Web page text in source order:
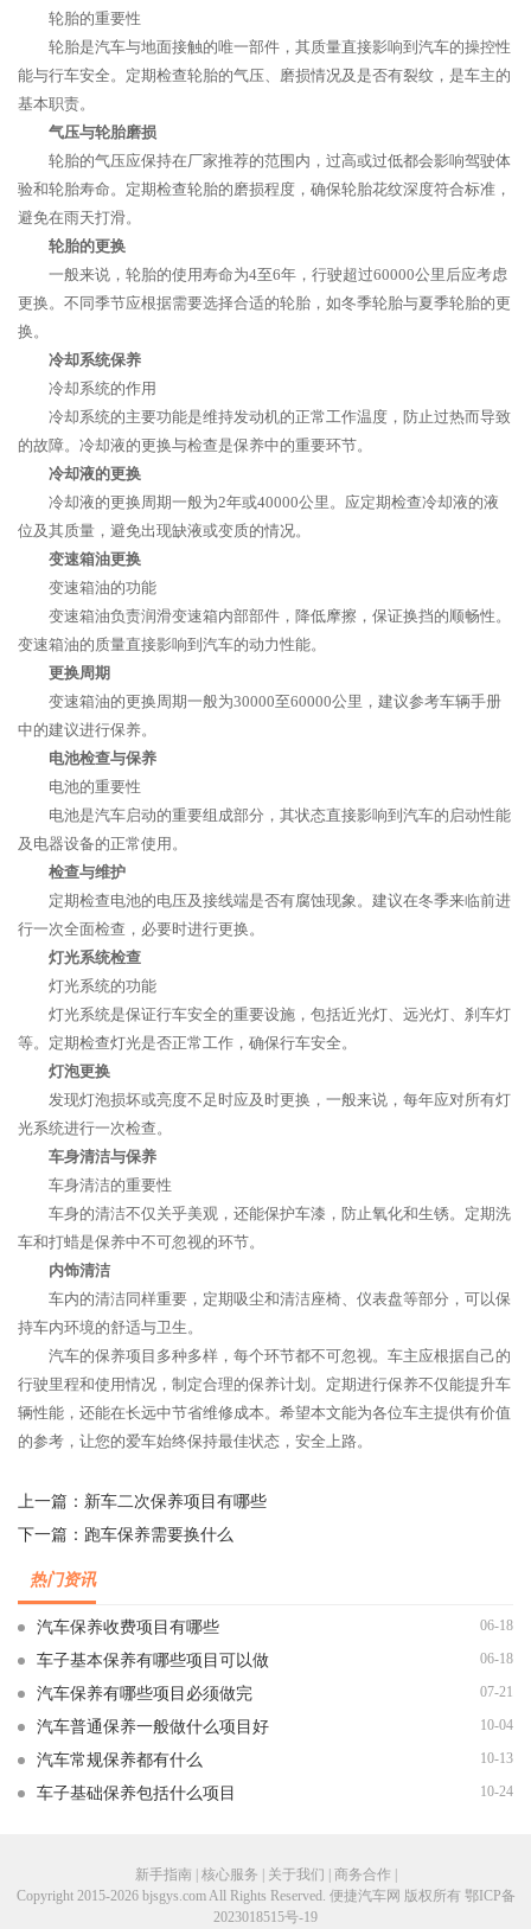
轮胎的重要性
轮胎是汽车与地面接触的唯一部件，其质量直接影响到汽车的操控性
能与行车安全。定期检查轮胎的气压、磨损情况及是否有裂纹，是车主的
基本职责。
气压与轮胎磨损
轮胎的气压应保持在厂家推荐的范围内，过高或过低都会影响驾驶体
验和轮胎寿命。定期检查轮胎的磨损程度，确保轮胎花纹深度符合标准，
避免在雨天打滑。
轮胎的更换
一般来说，轮胎的使用寿命为4至6年，行驶超过60000公里后应考虑
更换。不同季节应根据需要选择合适的轮胎，如冬季轮胎与夏季轮胎的更
换。
冷却系统保养
冷却系统的作用
冷却系统的主要功能是维持发动机的正常工作温度，防止过热而导致
的故障。冷却液的更换与检查是保养中的重要环节。
冷却液的更换
冷却液的更换周期一般为2年或40000公里。应定期检查冷却液的液
位及其质量，避免出现缺液或变质的情况。
变速箱油更换
变速箱油的功能
变速箱油负责润滑变速箱内部部件，降低摩擦，保证换挡的顺畅性。
变速箱油的质量直接影响到汽车的动力性能。
更换周期
变速箱油的更换周期一般为30000至60000公里，建议参考车辆手册
中的建议进行保养。
电池检查与保养
电池的重要性
电池是汽车启动的重要组成部分，其状态直接影响到汽车的启动性能
及电器设备的正常使用。
检查与维护
定期检查电池的电压及接线端是否有腐蚀现象。建议在冬季来临前进
行一次全面检查，必要时进行更换。
灯光系统检查
灯光系统的功能
灯光系统是保证行车安全的重要设施，包括近光灯、远光灯、刹车灯
等。定期检查灯光是否正常工作，确保行车安全。
灯泡更换
发现灯泡损坏或亮度不足时应及时更换，一般来说，每年应对所有灯
光系统进行一次检查。
车身清洁与保养
车身清洁的重要性
车身的清洁不仅关乎美观，还能保护车漆，防止氧化和生锈。定期洗
车和打蜡是保养中不可忽视的环节。
内饰清洁
车内的清洁同样重要，定期吸尘和清洁座椅、仪表盘等部分，可以保
持车内环境的舒适与卫生。
汽车的保养项目多种多样，每个环节都不可忽视。车主应根据自己的
行驶里程和使用情况，制定合理的保养计划。定期进行保养不仅能提升车
辆性能，还能在长远中节省维修成本。希望本文能为各位车主提供有价值
的参考，让您的爱车始终保持最佳状态，安全上路。
上一篇： 新车二次保养项目有哪些
下一篇： 跑车保养需要换什么
热门资讯
汽车保养收费项目有哪些 06-18
车子基本保养有哪些项目可以做 06-18
汽车保养有哪些项目必须做完 07-21
汽车普通保养一般做什么项目好 10-04
汽车常规保养都有什么 10-13
车子基础保养包括什么项目 10-24
新手指南 | 核心服务 | 关于我们 | 商务合作 |
Copyright 2015-2026 bjsgys.com All Rights Reserved. 便捷汽车网 版权所有 鄂ICP备
2023018515号-19